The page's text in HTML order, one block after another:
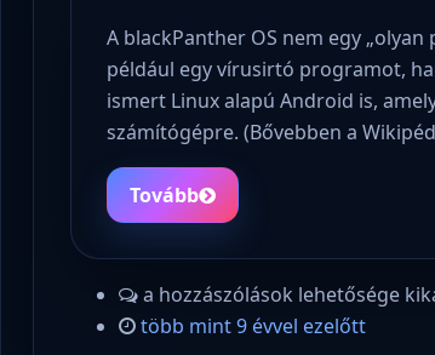
A blackPanther OS nem egy
például egy vírusirtó programot,
ismert Linux alapú Android is,
számítógépre. (Bővebben a
Tovább
a hozzászólások lehetősége
több mint 9 évvel ezelőtt